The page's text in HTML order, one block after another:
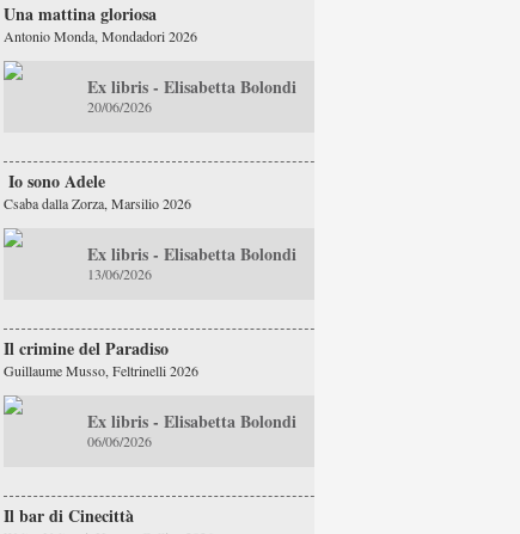
Una mattina gloriosa
Antonio Monda, Mondadori 2026
Ex libris - Elisabetta Bolondi
20/06/2026
Io sono Adele
Csaba dalla Zorza, Marsilio 2026
Ex libris - Elisabetta Bolondi
13/06/2026
Il crimine del Paradiso
Guillaume Musso, Feltrinelli 2026
Ex libris - Elisabetta Bolondi
06/06/2026
Il bar di Cinecittà